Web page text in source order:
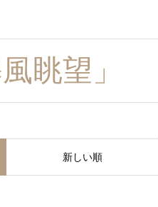
眺望」
新しい順